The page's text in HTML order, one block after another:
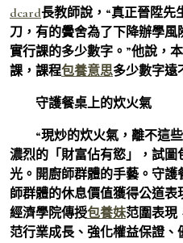
dcard長教師說，“真正晉陞先
刀，有的黌舍為了下降辦學
實行課的多少數字。”他說，
課，課程包養意思多少數字遠
守護餐桌上的炊火氣
“現炒的炊火氣，離不這
濃烈的「財富佔有慾」，試
光。開廚師群體的手藝。守
師群體的休息價值獲得公道
經濟學院傳授包養妹范圍表現
范行業成長、強化權益保證、